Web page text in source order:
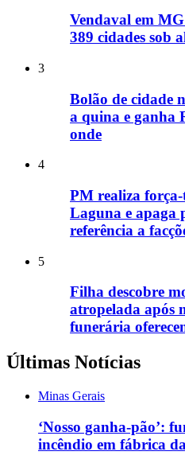
Vendaval em
389 cidades sob
3
Bolão de cidade
a quina e ganha
onde
4
PM realiza
Laguna e apaga
referência a
5
Filha descobre
atropelada após
funerária
Últimas Notícias
Minas Gerais
‘Nosso ganha-pão’:
incêndio em fábrica